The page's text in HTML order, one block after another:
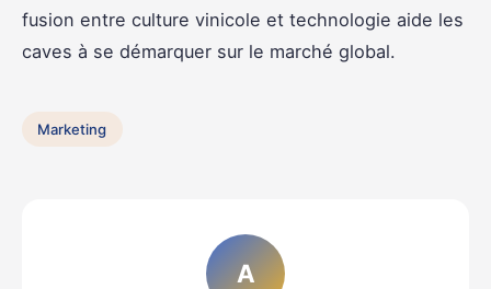
fusion entre culture vinicole et technologie aide les
caves à se démarquer sur le marché global.
Marketing
A